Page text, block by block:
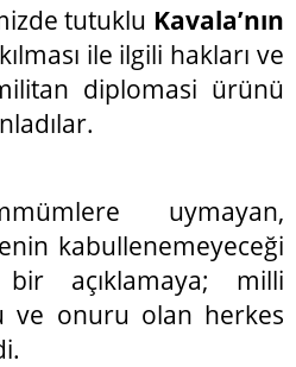
tutuklu Kavala’nın
ile ilgili hakları ve
diplomasi ürünü
uymayan,
kabullenemeyeceği
açıklamaya; milli
ve onuru olan herkes